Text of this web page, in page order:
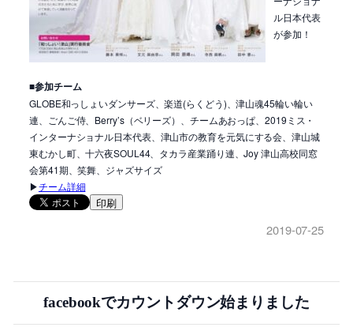
ル日本代表
が参加！
■参加チーム
GLOBE和っしょいダンサーズ、楽道(らくどう)、津山魂45輪い輪い
連、ごんご侍、Berry’s（ベリーズ）、チームあおっぱ、2019ミス・
インターナショナル日本代表、津山市の教育を元気にする会、津山城
東むかし町、十六夜SOUL44、タカラ産業踊り連、Joy 津山高校同窓
会第41期、笑舞、ジャズサイズ
▶チーム詳細
印刷
2019-07-25
facebookでカウントダウン始まりました